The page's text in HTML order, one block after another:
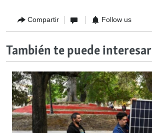
Compartir Follow us
También te puede interesar